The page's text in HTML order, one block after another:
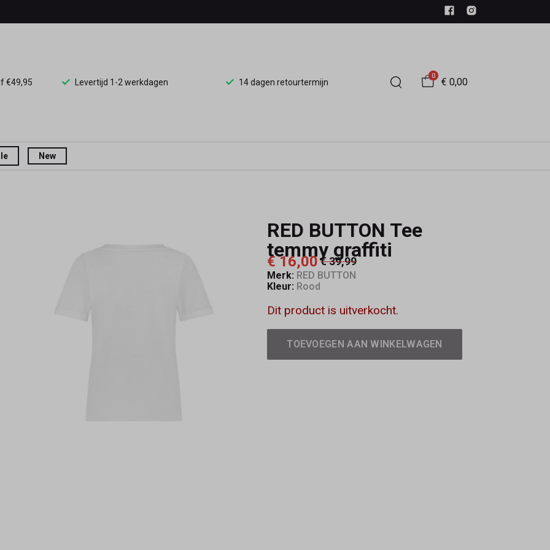
€49,95 Levertijd 1-2 werkdagen 14 dagen retourtermijn
0
€ 0,00
New
RED BUTTON Tee
temmy graffiti
€ 16,00 € 39,99
Merk: RED BUTTON
Kleur: Rood
Dit product is uitverkocht.
TOEVOEGEN AAN WINKELWAGEN